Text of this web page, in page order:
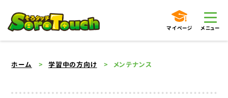
マイページ メニュー
ホーム 学習中の方向け メンテナンス